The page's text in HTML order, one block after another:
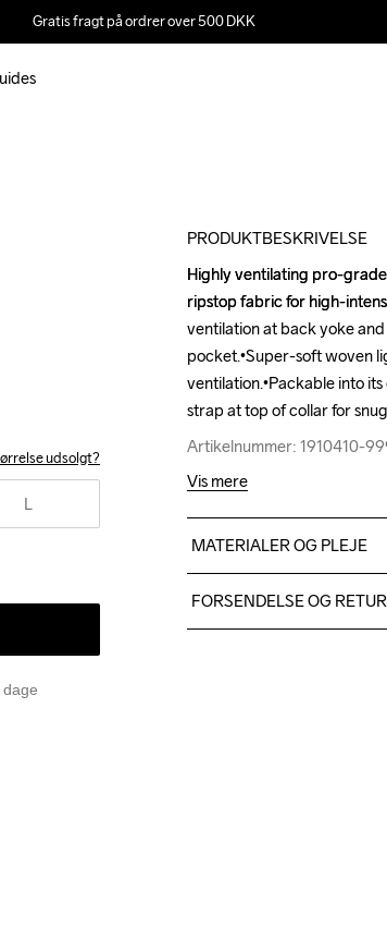
Gratis fragt på ordrer over 500 DKK
udsolgt?
L
PRODUKTBESKRIVELSE
Highly ventilating pro-
ripstop fabric for high-
ventilation at back yoke
pocket.•Super-soft woven
ventilation.•Packable into
strap at top of collar for
Artikelnummer: 1910410-
Highly ventilating pro-
ripstop fabric for high-
ventilation at back yoke
pocket.•Super-soft woven
ventilation.•Packable into
strap at top of collar for
Artikelnummer: 1910410-
Vis mere
MATERIALER OG PLEJE
FORSENDELSE OG